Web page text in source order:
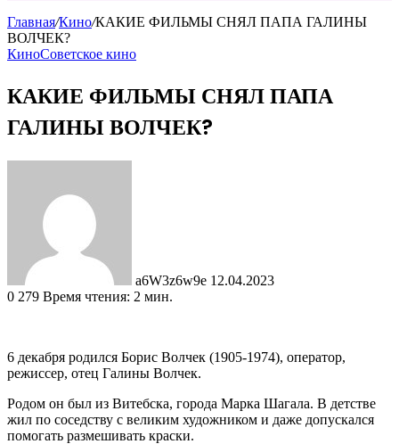
Главная/Кино/КАКИЕ ФИЛЬМЫ СНЯЛ ПАПА ГАЛИНЫ
ВОЛЧЕК?
КиноСоветское кино
КАКИЕ ФИЛЬМЫ СНЯЛ ПАПА
ГАЛИНЫ ВОЛЧЕК?
a6W3z6w9e 12.04.2023
0 279 Время чтения: 2 мин.
6 декабря родился Борис Волчек (1905-1974), оператор,
режиссер, отец Галины Волчек.
Родом он был из Витебска, города Марка Шагала. В детстве
жил по соседству с великим художником и даже допускался
помогать размешивать краски.